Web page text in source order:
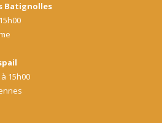
Batignolles
15h00